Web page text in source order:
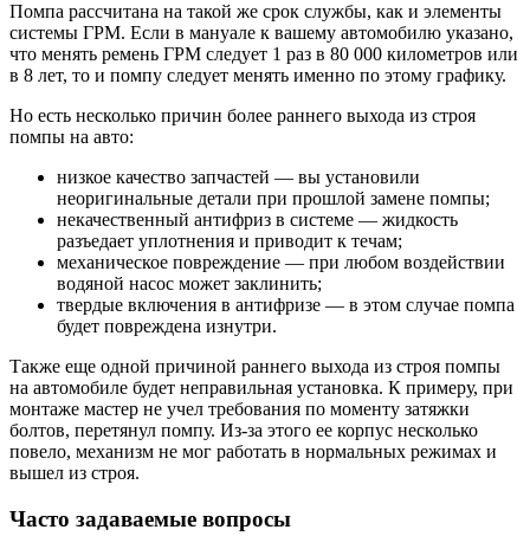
Помпа рассчитана на такой же срок службы, как и элементы
системы ГРМ. Если в мануале к вашему автомобилю указано,
что менять ремень ГРМ следует 1 раз в 80 000 километров или
в 8 лет, то и помпу следует менять именно по этому графику.
Но есть несколько причин более раннего выхода из строя
помпы на авто:
низкое качество запчастей — вы установили
неоригинальные детали при прошлой замене помпы;
некачественный антифриз в системе — жидкость
разъедает уплотнения и приводит к течам;
механическое повреждение — при любом воздействии
водяной насос может заклинить;
твердые включения в антифризе — в этом случае помпа
будет повреждена изнутри.
Также еще одной причиной раннего выхода из строя помпы
на автомобиле будет неправильная установка. К примеру, при
монтаже мастер не учел требования по моменту затяжки
болтов, перетянул помпу. Из-за этого ее корпус несколько
повело, механизм не мог работать в нормальных режимах и
вышел из строя.
Часто задаваемые вопросы